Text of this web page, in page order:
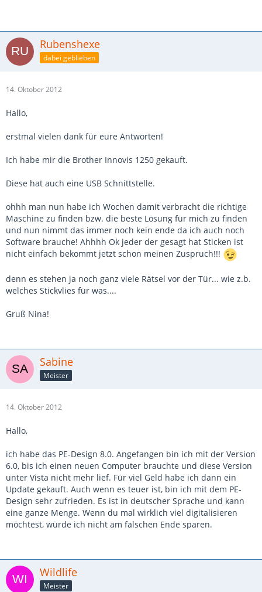
Rubenshexe
dabei geblieben
14. Oktober 2012
Hallo,
erstmal vielen dank für eure Antworten!
Ich habe mir die Brother Innovis 1250 gekauft.
Diese hat auch eine USB Schnittstelle.
ohhh man nun habe ich Wochen damit verbracht die richtige
Maschine zu finden bzw. die beste Lösung für mich zu finden
und nun nimmt das immer noch kein ende da ich auch noch
Software brauche! Ahhhh Ok jeder der gesagt hat Sticken ist
nicht einfach bekommt jetzt schon meinen Zuspruch!!!
denn es stehen ja noch ganz viele Rätsel vor der Tür... wie z.b.
welches Stickvlies für was....
Gruß Nina!
Sabine
Meister
14. Oktober 2012
Hallo,
ich habe das PE-Design 8.0. Angefangen bin ich mit der Version
6.0, bis ich einen neuen Computer brauchte und diese Version
unter Vista nicht mehr lief. Für viel Geld habe ich dann ein
Update gekauft. Auch wenn es teuer ist, bin ich mit dem PE-
Design sehr zufrieden. Es ist in deutscher Sprache und kann
eine ganze Menge. Wenn du mal wirklich viel digitalisieren
möchtest, würde ich nicht am falschen Ende sparen.
Wildlife
Meister